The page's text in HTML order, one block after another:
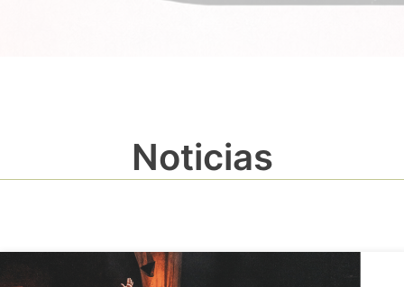
Noticias